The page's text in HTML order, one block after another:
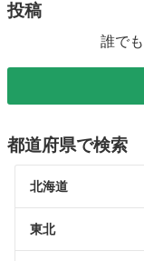
投稿
誰で
都道府県で検索
北海道
東北